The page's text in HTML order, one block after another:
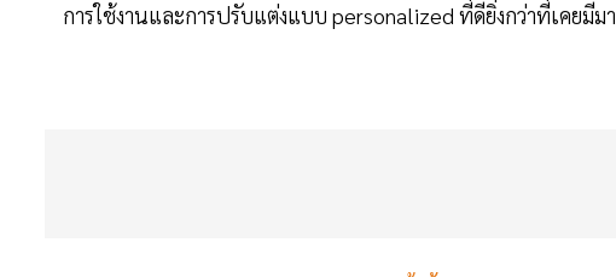
การใช้งานและการปรับแต่งแบบ personalized ที่ดียิ่งกว่าที่เคยมีมา